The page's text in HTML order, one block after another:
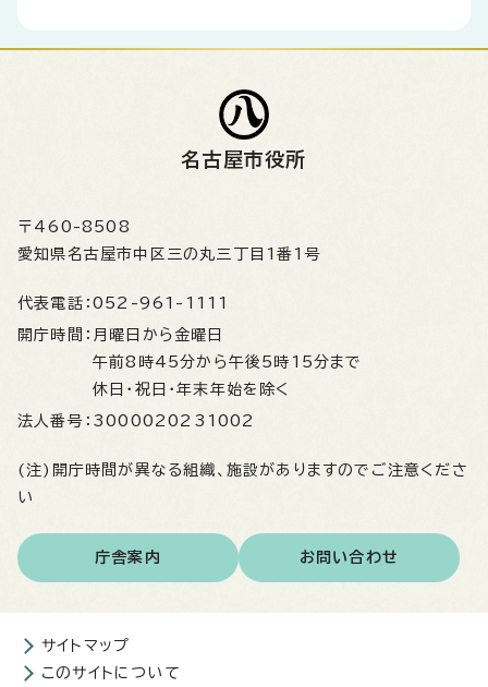
名古屋市役所
〒460-8508
愛知県名古屋市中区三の丸三丁目1番1号
代表電話： 052-961-1111
開庁時間： 月曜日から金曜日
午前8時45分から午後5時15分まで
休日・祝日・年末年始を除く
法人番号： 3000020231002
(注)開庁時間が異なる組織、施設がありますのでご注意くださ
い
庁舎案内 お問い合わせ
サイトマップ
このサイトについて